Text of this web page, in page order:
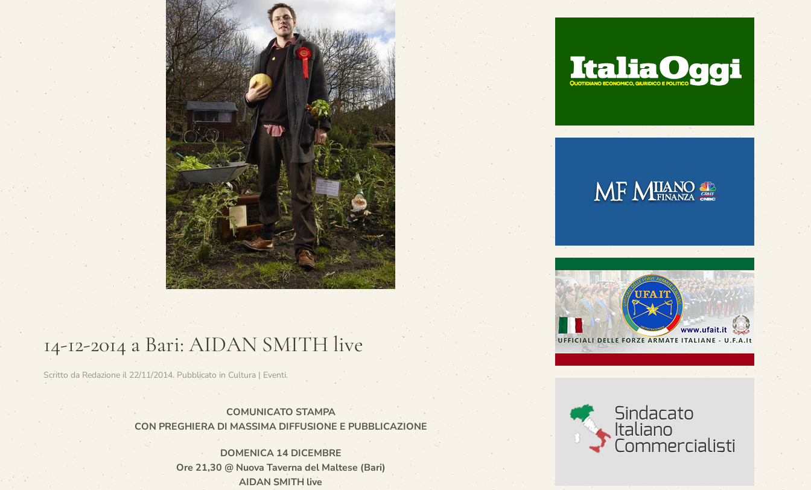
14-12-2014 a Bari: AIDAN SMITH live
Scritto da Redazione il 22/11/2014. Pubblicato in Cultura | Eventi.
COMUNICATO STAMPA
CON PREGHIERA DI MASSIMA DIFFUSIONE E PUBBLICAZIONE
DOMENICA 14 DICEMBRE
Ore 21,30 @ Nuova Taverna del Maltese (Bari)
AIDAN SMITH live